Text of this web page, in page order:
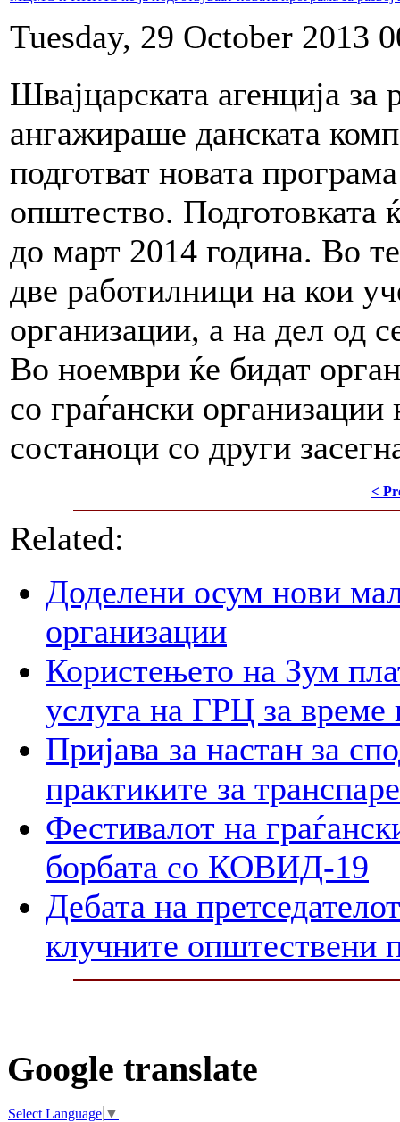
Tuesday, 29 October 2013
Швајцарската агенција
ангажираше данската
подготват новата
општество. Подготовката
до март 2014 година. Во
две работилници на кои
организации, а на дел од
Во ноември ќе бидат
со граѓански
состаноци со други
<
Related:
Доделени осум нови
организации
Користењето на Зум
услуга на ГРЦ за време
Пријава за настан за
практиките за
Фестивалот на
борбата со КОВИД-19
Дебата на
клучните општествени
Google translate
Select Language ▼